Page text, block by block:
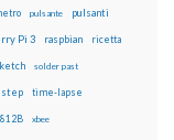
pulsante pulsanti
Pi 3 raspbian ricetta
solder past
step time-lapse
xbee